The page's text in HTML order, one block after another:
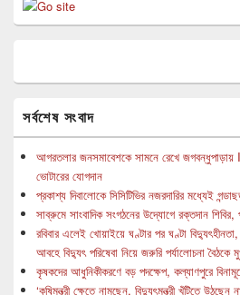
সর্বশেষ সংবাদ
আগরতলার জনসমাবেশকে সামনে রেখে
ভোটারের যোগদান
প্রকাশ্য দিবালোকে সিসিটিভির নজরদারির মধ্যেই
সাব্রুমে সাংবাদিক সংগঠনের উদ্যোগে রক্তদান শিবির,
রবিবার এলেই খোয়াইয়ে ঘণ্টার পর ঘণ্টা
আবহে বিদ্যুৎ পরিষেবা নিয়ে জরুরি পর্যালোচনা বৈঠকে
কৃষকদের আধুনিকীকরণে বড় পদক্ষেপ, কল্যাণপুরে
‘কৃষিমন্ত্রী ক্ষেতে নামছেন, বিদ্যুৎমন্ত্রী খুঁটিতে